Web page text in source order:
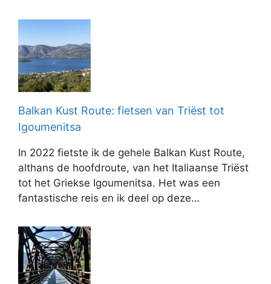
Balkan Kust Route: fietsen van Triëst tot
Igoumenitsa
In 2022 fietste ik de gehele Balkan Kust Route,
althans de hoofdroute, van het Italiaanse Triëst
tot het Griekse Igoumenitsa. Het was een
fantastische reis en ik deel op deze…